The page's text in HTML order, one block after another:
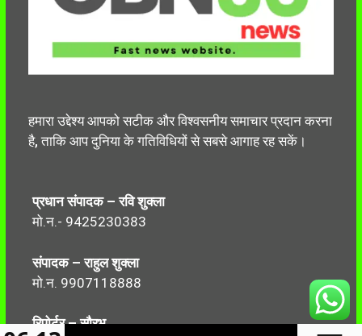
हमारा उद्देश्य आपको सटीक और विश्वसनीय समाचार प्रदान करना
है, ताकि आप दुनिया के गतिविधियों से सबसे आगाह रह सकें।
प्रधान संपादक – रवि शुक्ला
मो.न.- 9425230383
संपादक – राहुल शुक्ला
मो.न. 9907118888
रिपोर्टर – सौरभ